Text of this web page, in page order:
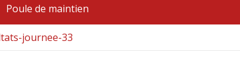
Poule de maintien
journee-33